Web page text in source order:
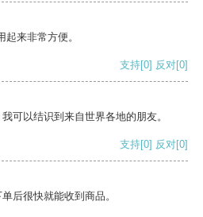
来非常方便。
支持[0] 反对[0]
可以结识到来自世界各地的朋友。
支持[0] 反对[0]
后很快就能收到商品。